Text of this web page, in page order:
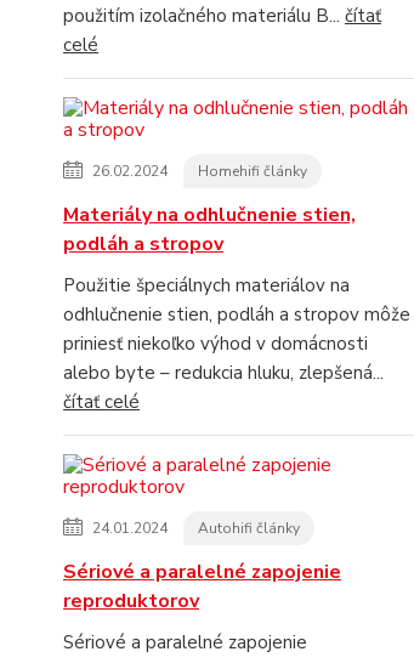
použitím izolačného materiálu B... čítať
celé
26.02.2024 Homehifi články
Materiály na odhlučnenie stien,
podláh a stropov
Použitie špeciálnych materiálov na
odhlučnenie stien, podláh a stropov môže
priniesť niekoľko výhod v domácnosti
alebo byte – redukcia hluku, zlepšená...
čítať celé
24.01.2024 Autohifi články
Sériové a paralelné zapojenie
reproduktorov
Sériové a paralelné zapojenie